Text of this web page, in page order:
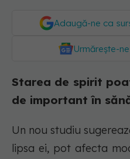
Adaugă-ne ca
Urmărește-
Starea de spirit
de important în
Un nou studiu
lipsa ei, pot afecta